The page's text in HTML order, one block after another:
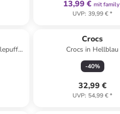
13,99 € mit family
UVP: 39,99 €*
Crocs
Crocs in Hellblau
-40%
32,99 €
UVP: 54,99 €*